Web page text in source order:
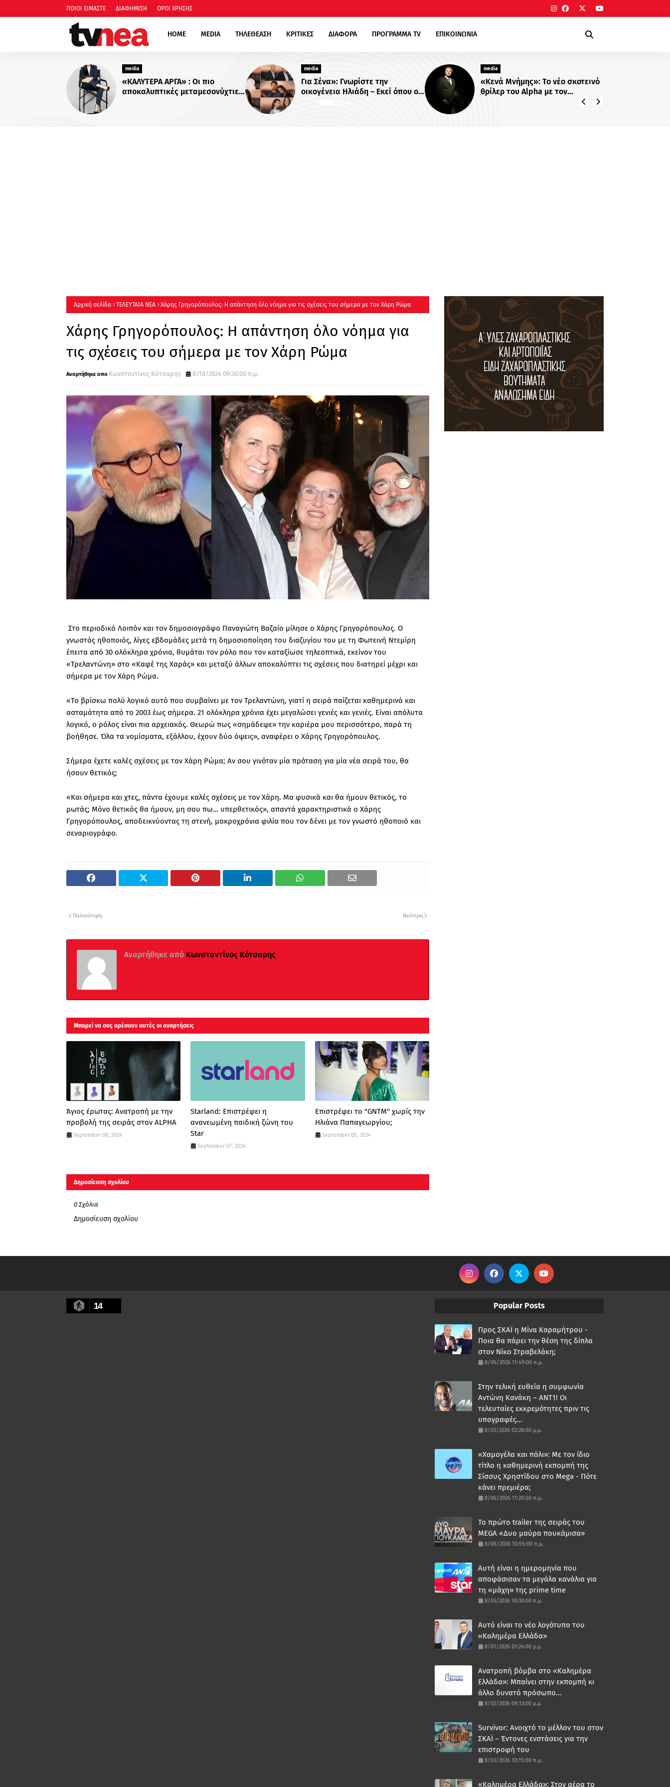
ΠΟΙΟΙ ΕΙΜΑΣΤΕ ΔΙΑΦΗΜΙΣΗ ΟΡΟΙ ΧΡΗΣΗΣ
HOME MEDIA ΤΗΛΕΘΕΑΣΗ ΚΡΙΤΙΚΕΣ ΔΙΑΦΟΡΑ ΠΡΟΓΡΑΜΜΑ TV ΕΠΙΚΟΙΝΩΝΙΑ
Για Σένα»: Γνωρίστε την
οικογένεια Ηλιάδη – Εκεί όπου οι
πιο δυνατοί δεσμοί δοκιμάζονται
περισσότερο !
«Κενά Μνήμης»: Το νέο σκοτεινό
θρίλερ του Alpha με τον
Βλαδίμηρο Κυριακίδη
Νίκος Ρογκάκος: Η
συνύπαρξη με Λιβαθυνού και
Σίσκο και τα μαθήματα της
Αρχική σελίδα ΤΕΛΕΥΤΑΙΑ ΝΕΑ Χάρης Γρηγορόπουλος: Η απάντηση όλο νόημα για τις σχέσεις του σήμερα με τον Χάρη Ρώμα
Χάρης Γρηγορόπουλος: Η απάντηση όλο νόημα για
τις σχέσεις του σήμερα με τον Χάρη Ρώμα
Κωνσταντίνος Κότσαρης 8/18/2024 09:30:00 π.μ.
Στο περιοδικό Λοιπόν και τον δημοσιογράφο Παναγιώτη Βαζαίο μίλησε ο Χάρης Γρηγορόπουλος. Ο
γνωστός ηθοποιός, λίγες εβδομάδες μετά τη δημοσιοποίηση του διαζυγίου του με τη Φωτεινή Ντεμίρη
έπειτα από 30 ολόκληρα χρόνια, θυμάται τον ρόλο που τον καταξίωσε τηλεοπτικά, εκείνον του
«Τρελαντώνη» στο «Καφέ της Χαράς» και μεταξύ άλλων αποκαλύπτει τις σχέσεις που διατηρεί μέχρι και
σήμερα με τον Χάρη Ρώμα.
«Το βρίσκω πολύ λογικό αυτό που συμβαίνει με τον Τρελαντώνη, γιατί η σειρά παίζεται καθημερινά και
ασταμάτητα από το 2003 έως σήμερα. 21 ολόκληρα χρόνια έχει μεγαλώσει γενιές και γενιές. Είναι απόλυτα
λογικό, ο ρόλος είναι πια αρχειακός. Θεωρώ πως «σημάδεψε» την καριέρα μου περισσότερο, παρά τη
βοήθησε. Όλα τα νομίσματα, εξάλλου, έχουν δύο όψεις», αναφέρει ο Χάρης Γρηγορόπουλος.
Σήμερα έχετε καλές σχέσεις με τον Χάρη Ρώμα; Αν σου γινόταν μία πρόταση για μία νέα σειρά του, θα
ήσουν θετικός;
«Και σήμερα και χτες, πάντα έχουμε καλές σχέσεις με τον Χάρη. Μα φυσικά και θα ήμουν θετικός, το
ρωτάς; Μόνο θετικός θα ήμουν, μη σου πω… υπερθετικός», απαντά χαρακτηριστικά ο Χάρης
Γρηγορόπουλος, αποδεικνύοντας τη στενή, μακροχρόνια φιλία που τον δένει με τον γνωστό ηθοποιό και
σεναριογράφο.
Νεότερη
Παλαιότερη
Αναρτήθηκε από Κωνσταντίνος Κότσαρης
Μπορεί να σας αρέσουν αυτές οι αναρτήσεις
Άγιος έρωτας: Ανατροπή με την
προβολή της σειράς στον ALPHA
September 08, 2024
Starland: Επιστρέφει η
ανανεωμένη παιδική ζώνη του
Star
September 07, 2024
Επιστρέφει το "GNTM" χωρίς την
Ηλιάνα Παπαγεωργίου;
September 05, 2024
Δημοσίευση σχολίου
0 Σχόλια
Δημοσίευση σχολίου
14 Popular Posts
Προς ΣΚΑΪ η Μίνα Καραμήτρου -
Ποια θα πάρει την θέση της δίπλα
στον Νίκο Στραβελάκη;
8/06/2026 11:49:00 π.μ.
Στην τελική ευθεία η συμφωνία
Αντώνη Κανάκη – ΑΝΤ1! Οι
τελευταίες εκκρεμότητες πριν τις
υπογραφές...
8/03/2026 02:28:00 μ.μ.
«Χαμογέλα και πάλι»: Με τον ίδιο
τίτλο η καθημερινή εκπομπή της
Σίσσυς Χρηστίδου στο Mega - Πότε
κάνει πρεμιέρα;
8/06/2026 11:20:00 π.μ.
Το πρώτο trailer της σειράς του
MEGA «Δυο μαύρα πουκάμισα»
8/06/2026 10:55:00 π.μ.
Αυτή είναι η ημερομηνία που
αποφάσισαν τα μεγάλα κανάλια για
τη «μάχη» της prime time
8/03/2026 10:30:00 π.μ.
Αυτό είναι το νέο λογότυπο του
«Καλημέρα Ελλάδα»
8/01/2026 01:24:00 μ.μ.
Ανατροπή βόμβα στο «Καλημέρα
Ελλάδα»: Μπαίνει στην εκπομπή κι
άλλο δυνατό πρόσωπο...
8/02/2026 09:13:00 μ.μ.
Survivor: Ανοιχτό το μέλλον του στον
ΣΚΑΪ – Έντονες ενστάσεις για την
επιστροφή του
8/03/2026 10:15:00 π.μ.
«Καλημέρα Ελλάδα»: Στον αέρα το